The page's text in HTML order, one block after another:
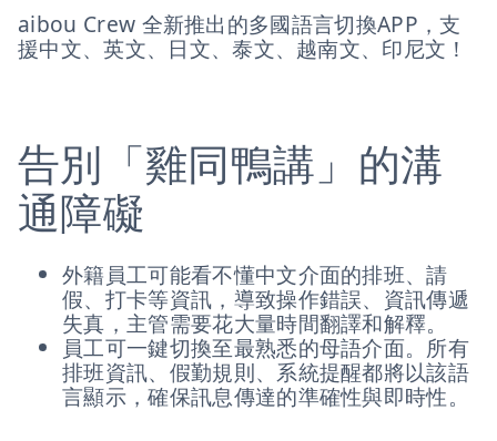
aibou Crew 全新推出的多國語言切換APP，支
援中文、英文、日文、泰文、越南文、印尼文！
告別「雞同鴨講」的溝
通障礙
外籍員工可能看不懂中文介面的排班、請
假、打卡等資訊，導致操作錯誤、資訊傳遞
失真，主管需要花大量時間翻譯和解釋。
員工可一鍵切換至最熟悉的母語介面。所有
排班資訊、假勤規則、系統提醒都將以該語
言顯示，確保訊息傳達的準確性與即時性。